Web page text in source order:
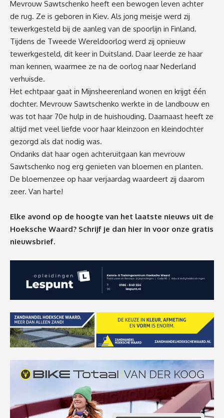
Mevrouw Sawtschenko heeft een bewogen leven achter
de rug. Ze is geboren in Kiev. Als jong meisje werd zij
tewerkgesteld bij de aanleg van de spoorlijn in Finland.
Tijdens de Tweede Wereldoorlog werd zij opnieuw
tewerkgesteld, dit keer in Duitsland. Daar leerde ze haar
man kennen, waarmee ze na de oorlog naar Nederland
verhuisde.
Het echtpaar gaat in Mijnsheerenland wonen en krijgt één
dochter. Mevrouw Sawtschenko werkte in de landbouw en
was tot haar 70e hulp in de huishouding. Daarnaast heeft ze
altijd met veel liefde voor haar kleinzoon en kleindochter
gezorgd als dat nodig was.
Ondanks dat haar ogen achteruitgaan kan mevrouw
Sawtschenko nog erg genieten van bloemen en planten.
De bloemenzee op haar verjaardag waardeert zij daarom
zeer. Van harte!
Elke avond op de hoogte van het laatste nieuws uit de
Hoeksche Waard? Schrijf je dan hier in voor onze gratis
nieuwsbrief.